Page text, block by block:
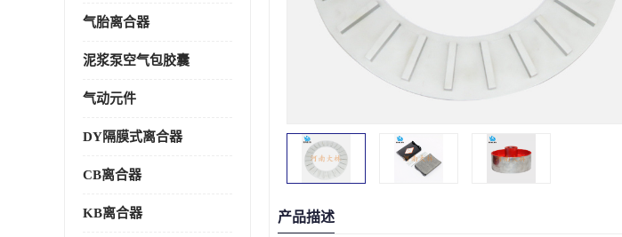
气胎离合器
泥浆泵空气包胶囊
气动元件
DY隔膜式离合器
CB离合器
KB离合器 产品描述